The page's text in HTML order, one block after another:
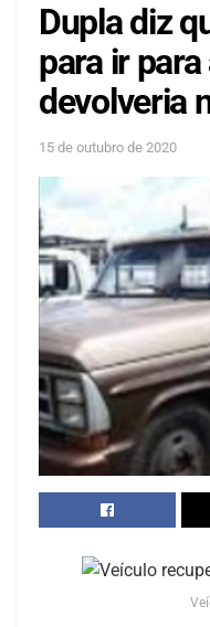
Dupla diz
para ir para
devolveria
15 de outubro de 2020